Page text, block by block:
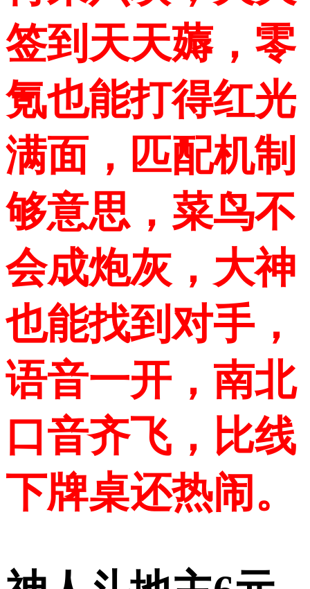
签到天天薅，零
氪也能打得红光
满面，匹配机制
够意思，菜鸟不
会成炮灰，大神
也能找到对手，
语音一开，南北
口音齐飞，比线
下牌桌还热闹。